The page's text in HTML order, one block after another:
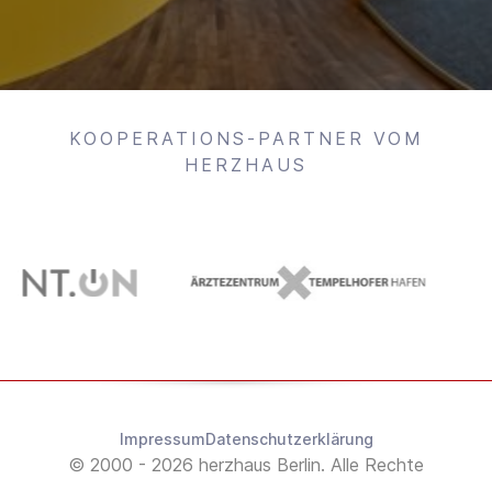
KOOPERATIONS-PARTNER VOM
HERZHAUS
ImpressumDatenschutzerklärung
© 2000 - 2026 herzhaus Berlin. Alle Rechte